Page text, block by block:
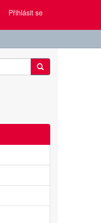
Přihlásit se